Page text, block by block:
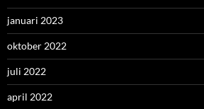
januari 2023
oktober 2022
juli 2022
april 2022